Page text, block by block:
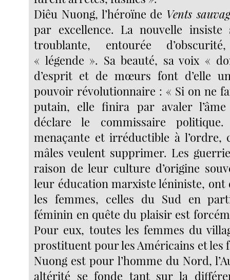
Diêu Nuong, l’héroïne de Vents
par excellence. La nouvelle
troublante, entourée
« légende ». Sa beauté, sa voix «
d’esprit et de mœurs font d’elle
pouvoir révolutionnaire : « Si on ne
putain, elle finira par avaler
déclare le commissaire
menaçante et irréductible à l’ordre,
mâles veulent supprimer. Les
raison de leur culture d’origine
leur éducation marxiste léniniste, ont
les femmes, celles du Sud en
féminin en quête du plaisir est
Pour eux, toutes les femmes du
prostituent pour les Américains et les
Nuong est pour l’homme du Nord,
altérité se fonde tant sur la